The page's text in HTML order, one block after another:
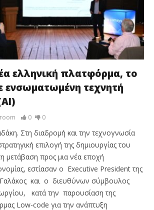
ελληνική πλατφόρμα, το
ενσωματωμένη τεχνητή
0 0
Στη διαδρομή και την τεχνογνωσία
επιλογή της δημιουργίας του
μετάβαση προς μια νέα εποχή
εστίασαν ο Executive President της
Γαλάκος και ο διευθύνων σύμβουλος
κατά την παρουσίαση της
Low-code για την ανάπτυξη